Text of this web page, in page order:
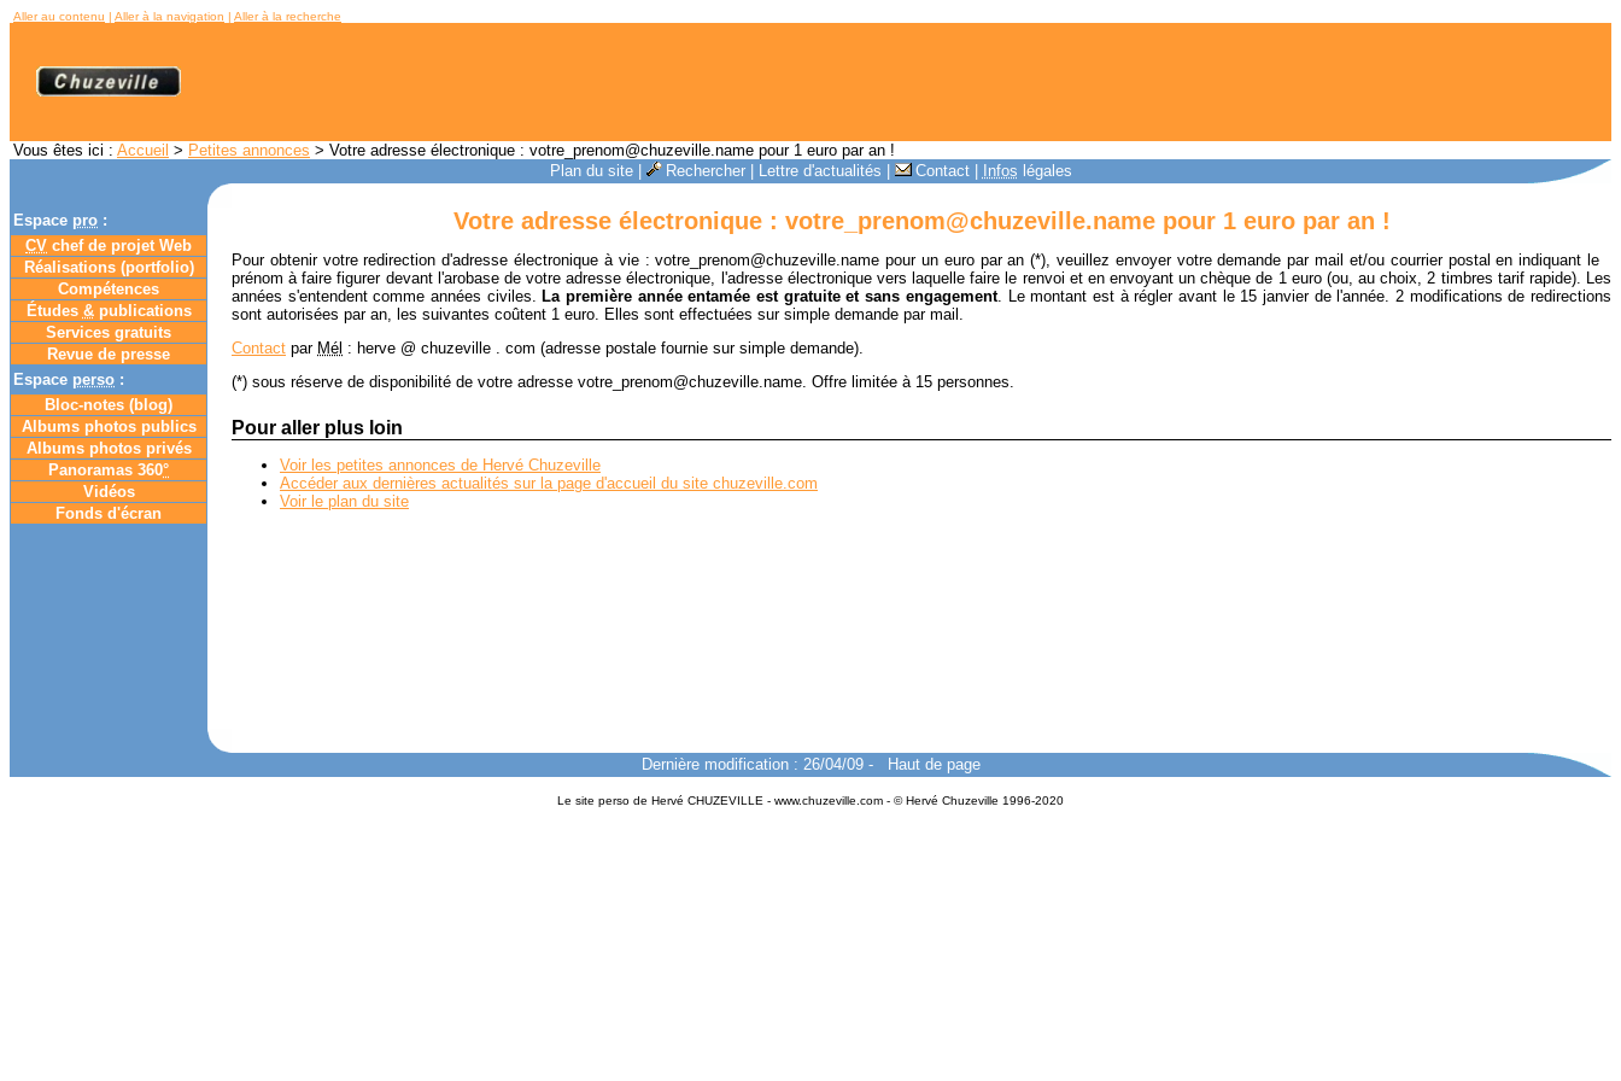
Aller au contenu | Aller à la navigation | Aller à la recherche
Vous êtes ici : Accueil > Petites annonces > Votre adresse électronique : votre_prenom@chuzeville.name pour 1 euro par an !
Plan du site| Rechercher| Lettre d'actualités Contact| Infos légales
Espace pro :
CV chef de projet Web
Réalisations (portfolio)
Compétences
Études &publications
Services gratuits
Revue de presse
Espace perso :
Bloc-notes (blog)
Albums photos publics
Albums photos privés
Panoramas 360°
Vidéos
Fonds d'écran
Votre adresse électronique : votre_prenom@chuzeville.name pour 1 euro par an !
Pour obtenir votre redirection d'adresse électronique à vie : votre_prenom@chuzeville.name pour un euro par an (*), veuillez envoyer votre demande parmail et/ou courrier postal en indiquant le
prénom à faire figurer devant l'arobase de votre adresse électronique, l'adresse électronique vers laquelle faire le renvoi et en envoyant un chèque de 1 euro (ou, au choix, 2 timbres tarif rapide). Les
années s'entendent comme années civiles. La première année entamée est gratuite et sans engagement. Le montant est à régler avant le 15 janvier de l'année. 2 modifications de redirections
sont autorisées par an, les suivantes coûtent 1 euro. Elles sont effectuées sur simple demande par mail .
Contact par Mél : herve @ chuzeville . com (adresse postale fournie sur simple demande).
(*) sous réserve de disponibilité de votre adresse votre_prenom@chuzeville.name. Offre limitée à 15 personnes.
Pour aller plus loin
Voir les petites annonces de Hervé Chuzeville
Accéder aux dernières actualités sur la page d'accueil du site chuzeville.com
Voir le plan du site
Dernière modification : 26/04/09- Haut de page
Le site perso de Hervé CHUZEVILLE - www.chuzeville.com - © Hervé Chuzeville 1996-2020